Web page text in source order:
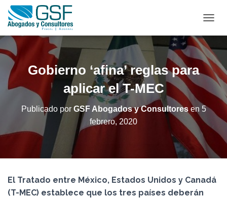
A
M
B
I
A
M
D
N
A
E
Gobierno ‘afina’ reglas para
aplicar el T-MEC
Publicado por GSF Abogados y Consultoresen 5
febrero, 2020
El Tratado entre México, Estados Unidos y Canadá
(T-MEC) establece que los tres países deberán